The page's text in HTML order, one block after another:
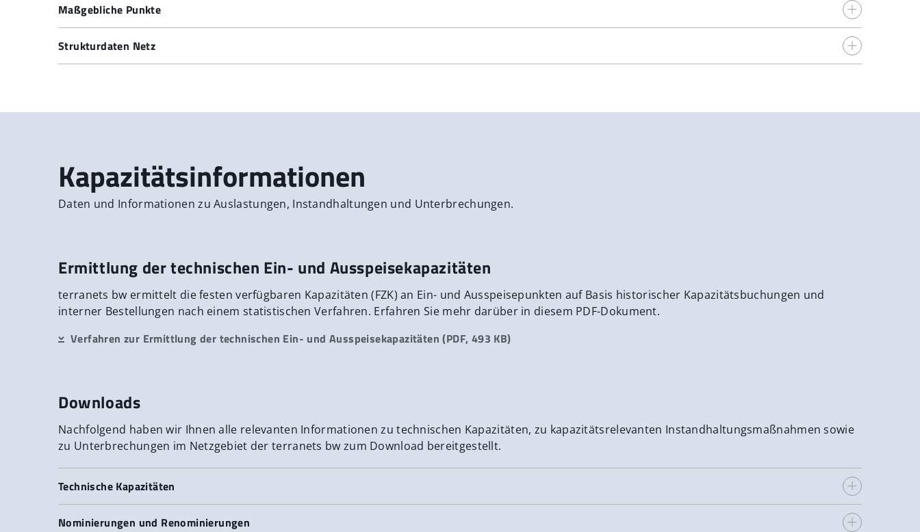
Maßgebliche Punkte
Strukturdaten Netz
Kapazitätsinformationen
Daten und Informationen zu Auslastungen, Instandhaltungen und Unterbrechungen.
Ermittlung der technischen Ein- und Ausspeisekapazitäten
terranets bw ermittelt die festen verfügbaren Kapazitäten (FZK) an Ein- und Ausspeisepunkten auf Basis historischer Kapazitätsbuchungen und
interner Bestellungen nach einem statistischen Verfahren. Erfahren Sie mehr darüber in diesem PDF-Dokument.
Verfahren zur Ermittlung der technischen Ein- und Ausspeisekapazitäten (PDF, 493 KB)
Downloads
Nachfolgend haben wir Ihnen alle relevanten Informationen zu technischen Kapazitäten, zu kapazitätsrelevanten Instandhaltungsmaßnahmen sowie
zu Unterbrechungen im Netzgebiet der terranets bw zum Download bereitgestellt.
Technische Kapazitäten
Nominierungen und Renominierungen